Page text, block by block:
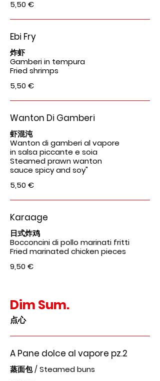
5,50 €
Ebi Fry
炸虾
Gamberi in tempura
Fried shrimps
5,50 €
Wanton Di Gamberi
虾混沌
Wanton di gamberi al vapore
in salsa piccante e soia
Steamed prawn wanton
sauce spicy and soy"
5,50 €
Karaage
日式炸鸡
Bocconcini di pollo marinati fritti
Fried marinated chicken pieces
9,50 €
Dim Sum.
点心
A Pane dolce al vapore pz.2
蒸面包 / Steamed buns